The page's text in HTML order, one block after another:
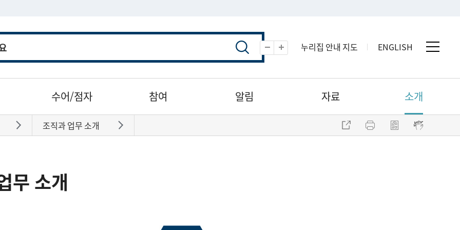
축소 누리집 안내 지도 ENGLISH
수어/점자 참여 알림 자료 소개
바로가기조직과 업무 소개 주소 복사 프린트 점자파일 내려받기
무 소개